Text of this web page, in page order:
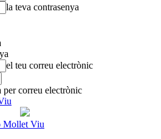
la teva contrasenya
el teu correu electrònic
per correu electrònic